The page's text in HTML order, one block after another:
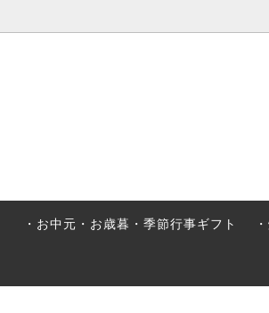
・お中元・お歳暮・季節行事ギフト